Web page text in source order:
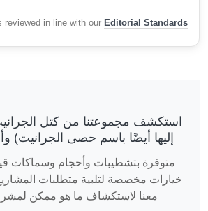
reviewed in line with our Editorial Standards
استكشف مجموعتنا من كتل
إليها أيضًا باسم حصى الجرانيت)
متوفرة بتشطيبات وأحجام وسماكات
خيارات مخصصة لتلبية متطلبات
معنا لاستكشاف ما هو ممكن